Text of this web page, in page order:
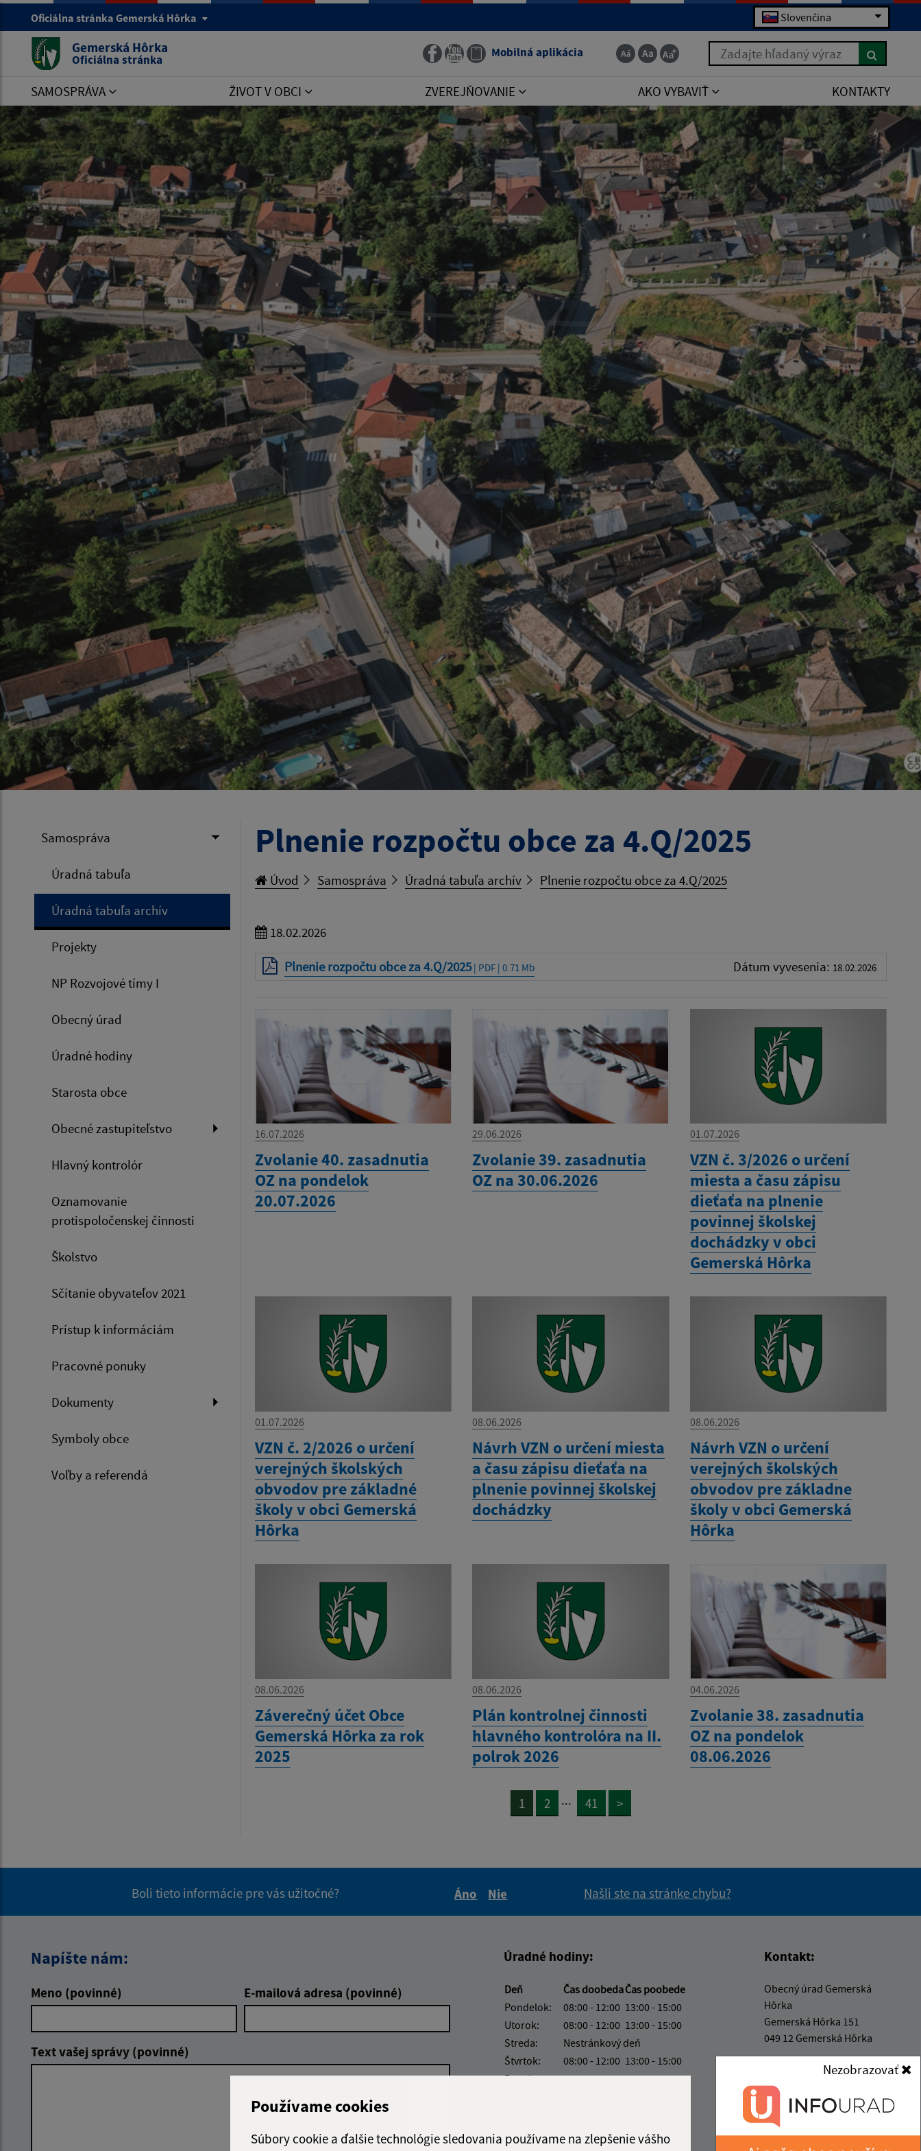
Používame cookies
Súbory cookie a ďalšie technológie sledovania používame na zlepšenie vášho
Nezobrazovať
Oficiálna stránka Gemerská Hôrka Slovenčina
Gemerská Hôrka
Oficiálna stránka Mobilná aplikácia Zadajte hľadaný výraz
SAMOSPRÁVA ŽIVOT V OBCI ZVEREJŇOVANIE AKO VYBAVIŤ KONTAKTY
Samospráva
Úradná tabuľa
Úradná tabuľa archív
Projekty
NP Rozvojové tímy I
Obecný úrad
Úradné hodiny
Starosta obce
Obecné zastupiteľstvo
Hlavný kontrolór
Oznamovanie
protispoločenskej činnosti
Školstvo
Sčítanie obyvateľov 2021
Prístup k informáciám
Pracovné ponuky
Dokumenty
Symboly obce
Voľby a referendá
Plnenie rozpočtu obce za 4.Q/2025
Úvod Samospráva Úradná tabuľa archív Plnenie rozpočtu obce za 4.Q/2025
18.02.2026
Plnenie rozpočtu obce za 4.Q/2025| PDF | 0.71 Mb Dátum vyvesenia: 18.02.2026
16.07.2026
Zvolanie 40. zasadnutia
OZ na pondelok
20.07.2026
29.06.2026
Zvolanie 39. zasadnutia
OZ na 30.06.2026
01.07.2026
VZN č. 3/2026 o určení
miesta a času zápisu
dieťaťa na plnenie
povinnej školskej
dochádzky v obci
Gemerská Hôrka
01.07.2026
VZN č. 2/2026 o určení
verejných školských
obvodov pre základné
školy v obci Gemerská
Hôrka
08.06.2026
Návrh VZN o určení miesta
a času zápisu dieťaťa na
plnenie povinnej školskej
dochádzky
08.06.2026
Návrh VZN o určení
verejných školských
obvodov pre základne
školy v obci Gemerská
Hôrka
08.06.2026
Záverečný účet Obce
Gemerská Hôrka za rok
2025
08.06.2026
Plán kontrolnej činnosti
hlavného kontrolóra na II.
polrok 2026
04.06.2026
Zvolanie 38. zasadnutia
OZ na pondelok
08.06.2026
1 2 ... 41 >
Boli tieto informácie pre vás užitočné?
Áno
Nie
Našli ste na stránke chybu?
Napíšte nám:
Meno (povinné) E-mailová adresa (povinné)
Text vašej správy (povinné)
Úradné hodiny:
Deň Čas doobedaČas poobede
Pondelok:
08:00 - 12:00 13:00 - 15:00
Utorok:
08:00 - 12:00 13:00 - 15:00
Streda:
Nestránkový deň
Štvrtok:
08:00 - 12:00 13:00 - 15:00
Piatok:
08:00 - 12:00
Kontakt:
Obecný úrad Gemerská
Hôrka
Gemerská Hôrka 151
049 12 Gemerská Hôrka
obec@gemerskahorka.eu
IČO: 00328219